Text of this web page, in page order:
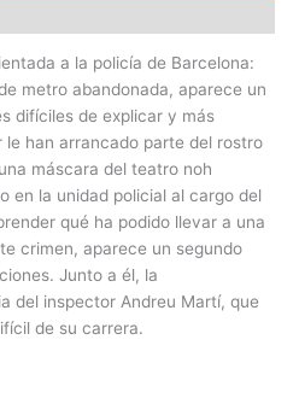
a la policía de Barcelona:
metro abandonada, aparece un
difíciles de explicar y más
han arrancado parte del rostro
máscara del teatro noh
en la unidad policial al cargo del
qué ha podido llevar a una
crimen, aparece un segundo
Junto a él, la
del inspector Andreu Martí, que
de su carrera.